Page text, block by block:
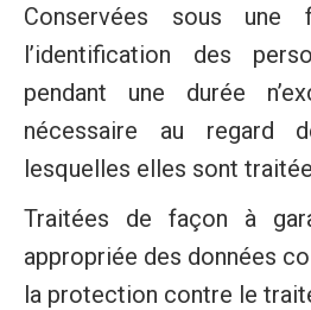
Conservées sous une
l’identification des
pendant une durée
nécessaire au regard
lesquelles elles sont
Traitées de façon à
appropriée des données
la protection contre le